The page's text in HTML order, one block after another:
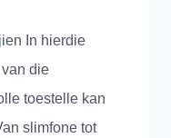
In hierdie
die
toestelle kan
slimfone tot